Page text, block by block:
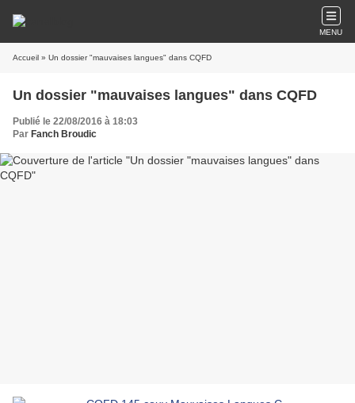
MENU
Accueil » Un dossier "mauvaises langues" dans CQFD
Un dossier "mauvaises langues" dans CQFD
Publié le 22/08/2016 à 18:03
Par Fanch Broudic